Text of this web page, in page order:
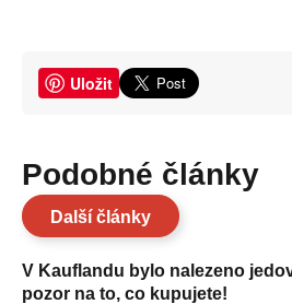
Uložit
Podobné články
Další články
V Kauflandu bylo nalezeno
pozor na to, co kupujete!